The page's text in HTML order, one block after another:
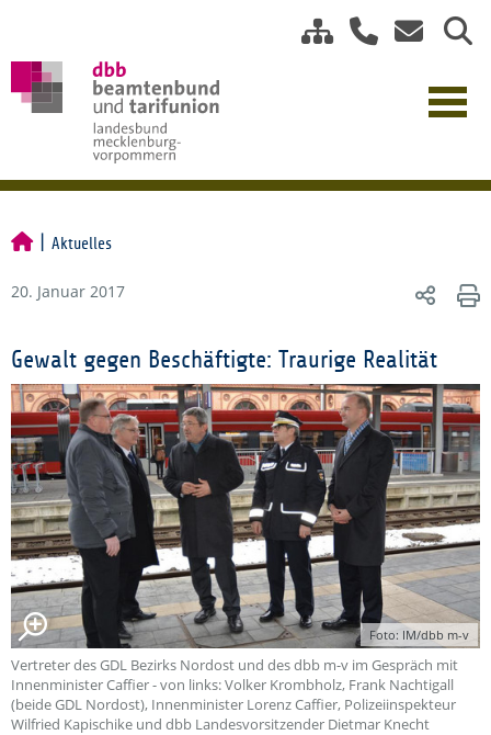
Aktuelles
20. Januar 2017
Gewalt gegen Beschäftigte: Traurige Realität
Foto: IM/dbb m-v
Vertreter des GDL Bezirks Nordost und des dbb m-v im Gespräch mit
Innenminister Caffier - von links: Volker Krombholz, Frank Nachtigall
(beide GDL Nordost), Innenminister Lorenz Caffier, Polizeiinspekteur
Wilfried Kapischike und dbb Landesvorsitzender Dietmar Knecht